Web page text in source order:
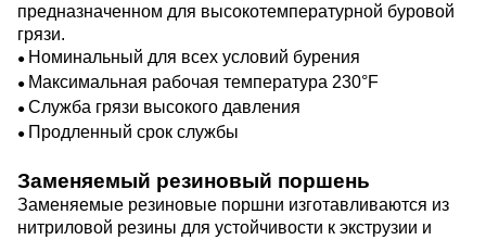
предназначенном для высокотемпературной буровой
грязи.
● Номинальный для всех условий бурения
● Максимальная рабочая температура 230°F
● Служба грязи высокого давления
● Продленный срок службы
Заменяемый резиновый поршень
Заменяемые резиновые поршни изготавливаются из
нитриловой резины для устойчивости к экструзии и